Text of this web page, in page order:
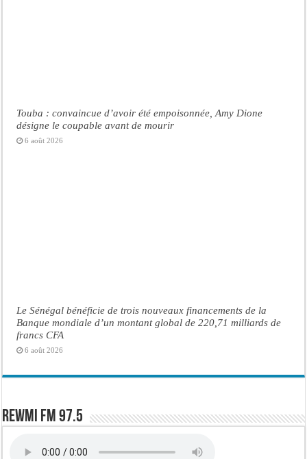
Touba : convaincue d’avoir été empoisonnée, Amy Dione
désigne le coupable avant de mourir
6 août 2026
Le Sénégal bénéficie de trois nouveaux financements de la
Banque mondiale d’un montant global de 220,71 milliards de
francs CFA
6 août 2026
Rewmi FM 97.5